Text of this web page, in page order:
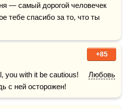
— самый дорогой человечек
тебе спасибо за то, что ты
+85
you with it be cautious! Любовь
с ней осторожен!